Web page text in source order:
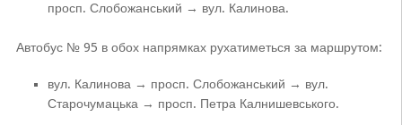
просп. Слобожанський → вул. Калинова.
Автобус № 95 в обох напрямках рухатиметься за маршрутом:
вул. Калинова → просп. Слобожанський → вул.
Старочумацька → просп. Петра Калнишевського.